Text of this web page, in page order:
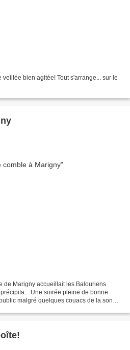
bien agitée! Tout s'arrange... sur le
de Marigny accueillait les Balouriens
Une soirée pleine de bonne
malgré quelques couacs de la sono...